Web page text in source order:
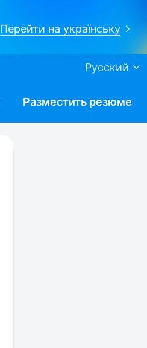
Перейти на українську
Русский
Разместить резюме